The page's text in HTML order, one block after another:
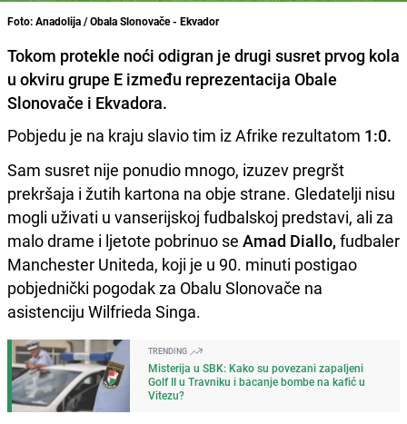
Foto: Anadolija / Obala Slonovače - Ekvador
Tokom protekle noći odigran je drugi susret prvog kola
u okviru grupe E između reprezentacija Obale
Slonovače i Ekvadora.
Pobjedu je na kraju slavio tim iz Afrike rezultatom 1:0.
Sam susret nije ponudio mnogo, izuzev pregršt
prekršaja i žutih kartona na obje strane. Gledatelji nisu
mogli uživati u vanserijskoj fudbalskoj predstavi, ali za
malo drame i ljetote pobrinuo se Amad Diallo, fudbaler
Manchester Uniteda, koji je u 90. minuti postigao
pobjednički pogodak za Obalu Slonovače na
asistenciju Wilfrieda Singa.
TRENDING
Misterija u SBK: Kako su povezani zapaljeni
Golf II u Travniku i bacanje bombe na kafić u
Vitezu?